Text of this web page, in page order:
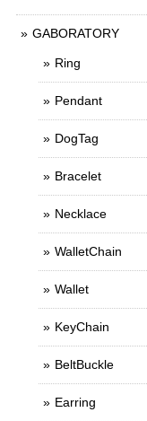
GABORATORY
Ring
Pendant
DogTag
Bracelet
Necklace
WalletChain
Wallet
KeyChain
BeltBuckle
Earring